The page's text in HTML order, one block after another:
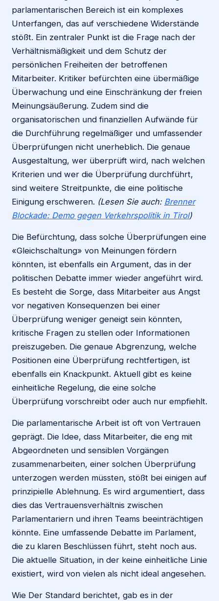
parlamentarischen Bereich ist ein komplexes
Unterfangen, das auf verschiedene Widerstände
stößt. Ein zentraler Punkt ist die Frage nach der
Verhältnismäßigkeit und dem Schutz der
persönlichen Freiheiten der betroffenen
Mitarbeiter. Kritiker befürchten eine übermäßige
Überwachung und eine Einschränkung der freien
Meinungsäußerung. Zudem sind die
organisatorischen und finanziellen Aufwände für
die Durchführung regelmäßiger und umfassender
Überprüfungen nicht unerheblich. Die genaue
Ausgestaltung, wer überprüft wird, nach welchen
Kriterien und wer die Überprüfung durchführt,
sind weitere Streitpunkte, die eine politische
Einigung erschweren. (Lesen Sie auch: Brenner
Blockade: Demo gegen Verkehrspolitik in Tirol)
Die Befürchtung, dass solche Überprüfungen eine
«Gleichschaltung» von Meinungen fördern
könnten, ist ebenfalls ein Argument, das in der
politischen Debatte immer wieder angeführt wird.
Es besteht die Sorge, dass Mitarbeiter aus Angst
vor negativen Konsequenzen bei einer
Überprüfung weniger geneigt sein könnten,
kritische Fragen zu stellen oder Informationen
preiszugeben. Die genaue Abgrenzung, welche
Positionen eine Überprüfung rechtfertigen, ist
ebenfalls ein Knackpunkt. Aktuell gibt es keine
einheitliche Regelung, die eine solche
Überprüfung vorschreibt oder auch nur empfiehlt.
Die parlamentarische Arbeit ist oft von Vertrauen
geprägt. Die Idee, dass Mitarbeiter, die eng mit
Abgeordneten und sensiblen Vorgängen
zusammenarbeiten, einer solchen Überprüfung
unterzogen werden müssten, stößt bei einigen auf
prinzipielle Ablehnung. Es wird argumentiert, dass
dies das Vertrauensverhältnis zwischen
Parlamentariern und ihren Teams beeinträchtigen
könnte. Eine umfassende Debatte im Parlament,
die zu klaren Beschlüssen führt, steht noch aus.
Die aktuelle Situation, in der keine einheitliche Linie
existiert, wird von vielen als nicht ideal angesehen.
Wie Der Standard berichtet, gab es in der